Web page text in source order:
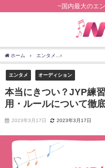
~国内最大のエ
ホーム エンタメ
エンタメ オーディション
本当にきつい？JYP練
用・ルールについて徹
2023年3月17日 2023年3月17日